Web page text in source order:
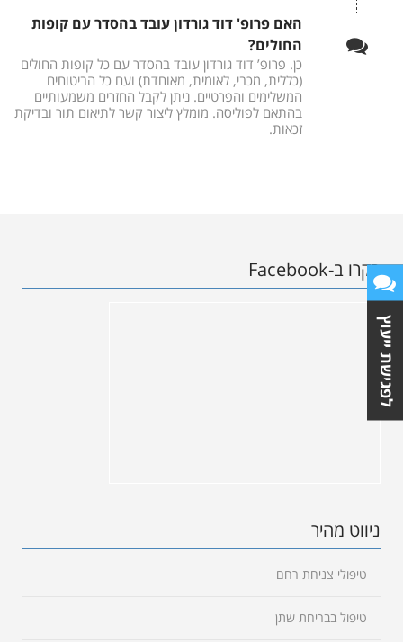
האם פרופ' דוד גורדון עובד בהסדר עם קופות
החולים?
כן. פרופ’ דוד גורדון עובד בהסדר עם כל קופות החולים
(כללית, מכבי, לאומית, מאוחדת) ועם כל הביטוחים
המשלימים והפרטיים. ניתן לקבל החזרים משמעותיים
בהתאם לפוליסה. מומלץ ליצור קשר לתיאום תור ובדיקת
זכאות.
בקרו ב-Facebook
ניווט מהיר
טיפולי צניחת רחם
טיפול בבריחת שתן
לפגישת ייעוץ